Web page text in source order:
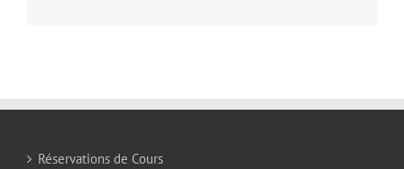
Réservations de Cours